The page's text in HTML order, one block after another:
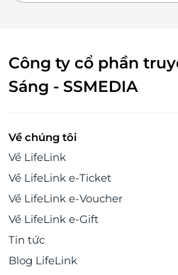
và
Công ty cổ phần
Sáng - SSMEDIA
Về chúng tôi
Về LifeLink
Về LifeLink e-Ticket
Về LifeLink e-Voucher
Về LifeLink e-Gift
Tin tức
Blog LifeLink